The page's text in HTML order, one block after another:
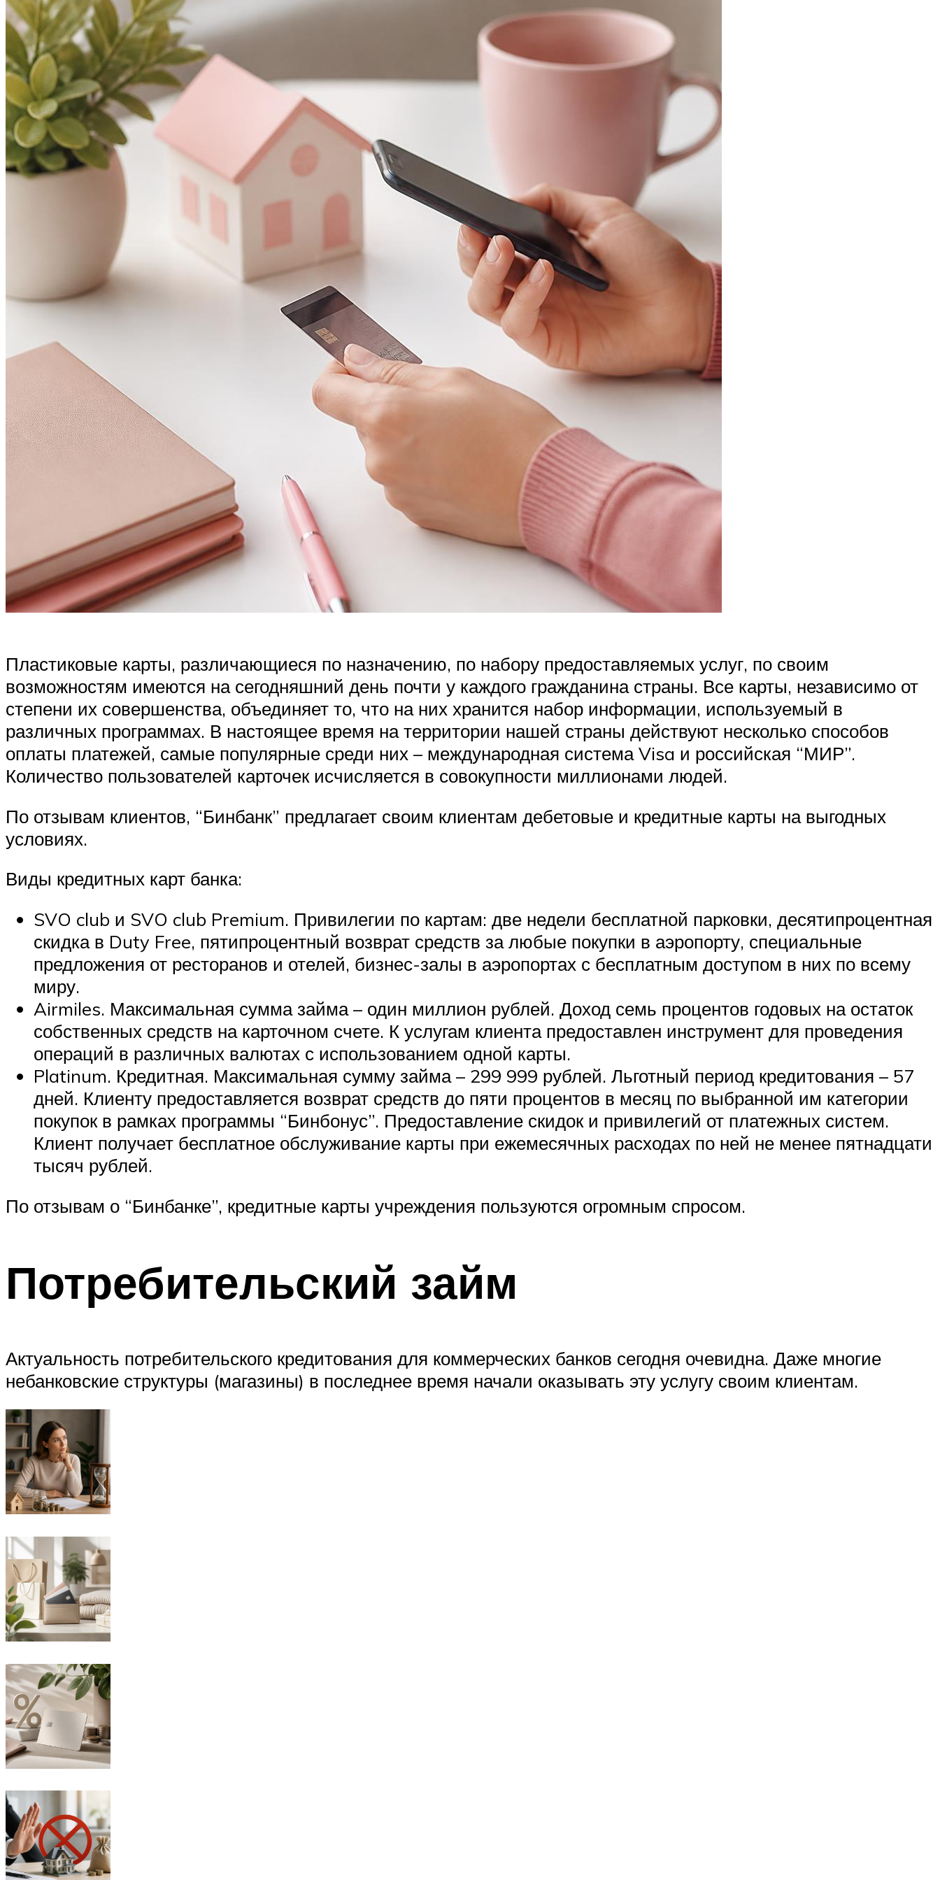
Пластиковые карты, различающиеся по назначению, по набору предоставляемых услуг, по своим
возможностям имеются на сегодняшний день почти у каждого гражданина страны. Все карты, независимо от
степени их совершенства, объединяет то, что на них хранится набор информации, используемый в
различных программах. В настоящее время на территории нашей страны действуют несколько способов
оплаты платежей, самые популярные среди них – международная система Visa и российская “МИР”.
Количество пользователей карточек исчисляется в совокупности миллионами людей.
По отзывам клиентов, “Бинбанк” предлагает своим клиентам дебетовые и кредитные карты на выгодных
условиях.
Виды кредитных карт банка:
SVO club и SVO club Premium. Привилегии по картам: две недели бесплатной парковки, десятипроцентная
скидка в Duty Free, пятипроцентный возврат средств за любые покупки в аэропорту, специальные
предложения от ресторанов и отелей, бизнес-залы в аэропортах с бесплатным доступом в них по всему
миру.
Airmiles. Максимальная сумма займа – один миллион рублей. Доход семь процентов годовых на остаток
собственных средств на карточном счете. К услугам клиента предоставлен инструмент для проведения
операций в различных валютах с использованием одной карты.
Platinum. Кредитная. Максимальная сумму займа – 299 999 рублей. Льготный период кредитования – 57
дней. Клиенту предоставляется возврат средств до пяти процентов в месяц по выбранной им категории
покупок в рамках программы “Бинбонус”. Предоставление скидок и привилегий от платежных систем.
Клиент получает бесплатное обслуживание карты при ежемесячных расходах по ней не менее пятнадцати
тысяч рублей.
По отзывам о “Бинбанке”, кредитные карты учреждения пользуются огромным спросом.
Потребительский займ
Актуальность потребительского кредитования для коммерческих банков сегодня очевидна. Даже многие
небанковские структуры (магазины) в последнее время начали оказывать эту услугу своим клиентам.